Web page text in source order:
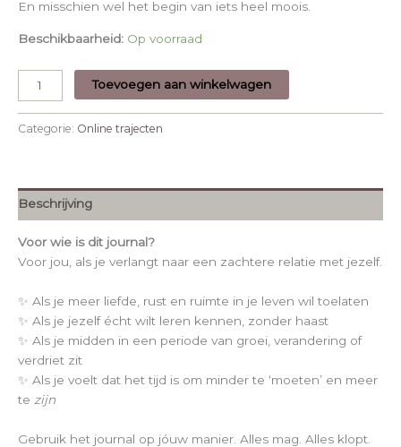
En misschien wel het begin van iets heel moois.
Beschikbaarheid: Op voorraad
Toevoegen aan winkelwagen
Categorie: Online trajecten
Beschrijving
Voor wie is dit journal?
Voor jou, als je verlangt naar een zachtere relatie met jezelf.
✨ Als je meer liefde, rust en ruimte in je leven wil toelaten
✨ Als je jezelf écht wilt leren kennen, zonder haast
✨ Als je midden in een periode van groei, verandering of
verdriet zit
✨ Als je voelt dat het tijd is om minder te ‘moeten’ en meer
te zijn
Gebruik het journal op jóuw manier. Alles mag. Alles klopt.